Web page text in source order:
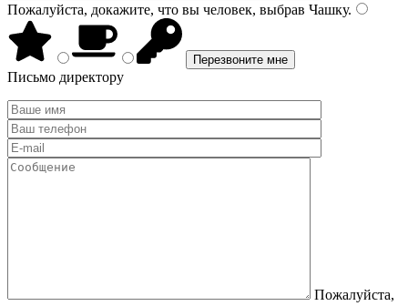
Пожалуйста, докажите, что вы человек, выбрав Чашку.
Письмо директору
Пожалуйста,